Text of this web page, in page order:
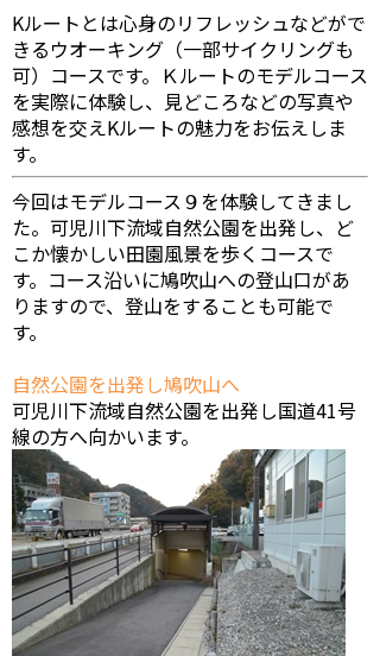
Kルートとは心身のリフレッシュなどがで
きるウオーキング（一部サイクリングも
可）コースです。Ｋルートのモデルコース
を実際に体験し、見どころなどの写真や
感想を交えKルートの魅力をお伝えしま
す。
今回はモデルコース９を体験してきまし
た。可児川下流域自然公園を出発し、ど
こか懐かしい田園風景を歩くコースで
す。コース沿いに鳩吹山への登山口があ
りますので、登山をすることも可能で
す。
自然公園を出発し鳩吹山へ
可児川下流域自然公園を出発し国道41号
線の方へ向かいます。